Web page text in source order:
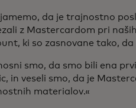
da je trajnostno
z Mastercardom pri
ki so zasnovane tako,
smo, da smo bili ena
in veseli smo, da je
materialov.«